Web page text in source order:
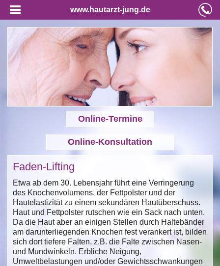
www.hautarzt-jung.de
Online-Termine
Online-Konsultation
Faden-Lifting
Etwa ab dem 30. Lebensjahr führt eine Verringerung
des Knochenvolumens, der Fettpolster und der
Hautelastizität zu einem sekundären Hautüberschuss.
Haut und Fettpolster rutschen wie ein Sack nach unten.
Da die Haut aber an einigen Stellen durch Haltebänder
am darunterliegenden Knochen fest verankert ist, bilden
sich dort tiefere Falten, z.B. die Falte zwischen Nasen-
und Mundwinkeln. Erbliche Neigung,
Umweltbelastungen und/oder Gewichtsschwankungen